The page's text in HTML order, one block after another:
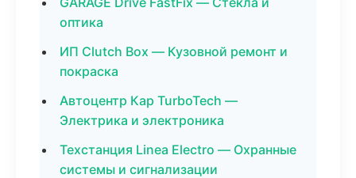
оптика
ИП Clutch Box — Кузовной ремонт и
покраска
Автоцентр Кар TurboTech —
Электрика и электроника
Техстанция Linea Electro — Охранные
системы и сигнализации